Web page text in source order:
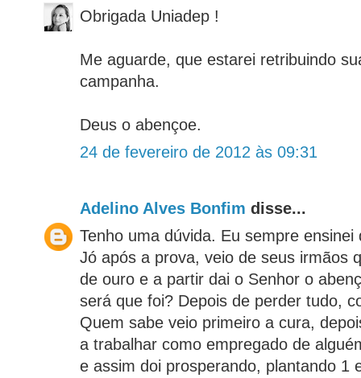
Obrigada Uniadep !
Me aguarde, que estarei retribuindo
campanha.
Deus o abençoe.
24 de fevereiro de 2012 às 09:31
Adelino Alves Bonfim disse...
Tenho uma dúvida. Eu sempre
Jó após a prova, veio de seus irmãos
de ouro e a partir dai o Senhor o
será que foi? Depois de perder tudo,
Quem sabe veio primeiro a cura,
a trabalhar como empregado de
e assim doi prosperando, plantando 1